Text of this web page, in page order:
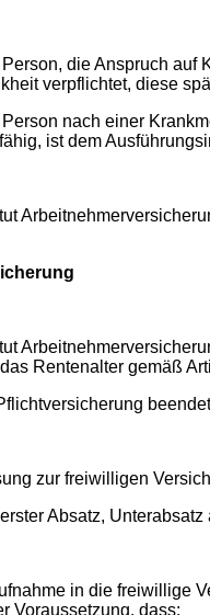
die Anspruch auf
verpflichtet, diese
nach einer
ist dem
Rentenalter gemäß
beendet
freiwilligen
Unterabsatz a,
in die freiwillige
Voraussetzung, dass: